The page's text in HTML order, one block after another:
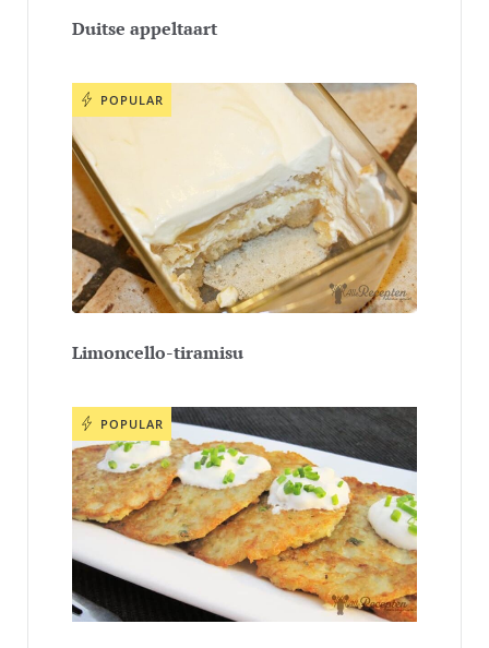
Duitse appeltaart
POPULAR
Limoncello-tiramisu
POPULAR